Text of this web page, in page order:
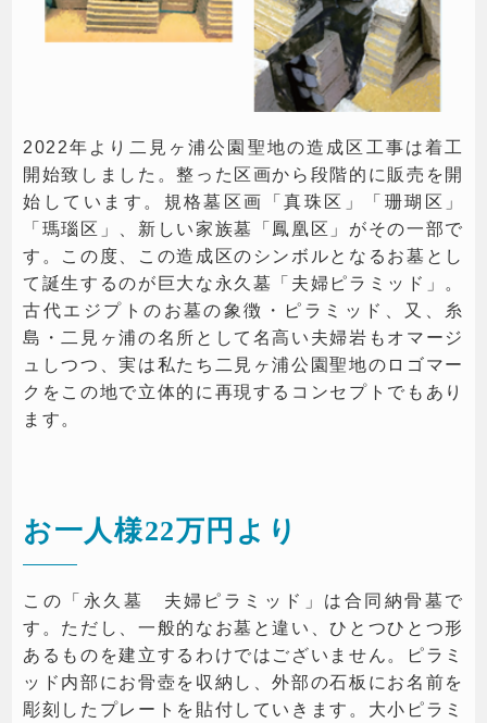
2022年より二見ヶ浦公園聖地の造成区工事は着工
開始致しました。整った区画から段階的に販売を開
始しています。規格墓区画「真珠区」「珊瑚区」
「瑪瑙区」、新しい家族墓「鳳凰区」がその一部で
す。この度、この造成区のシンボルとなるお墓とし
て誕生するのが巨大な永久墓「夫婦ピラミッド」。
古代エジプトのお墓の象徴・ピラミッド、又、糸
島・二見ヶ浦の名所として名高い夫婦岩もオマージ
ュしつつ、実は私たち二見ヶ浦公園聖地のロゴマー
クをこの地で立体的に再現するコンセプトでもあり
ます。
お一人様22万円より
この「永久墓 夫婦ピラミッド」は合同納骨墓で
す。ただし、一般的なお墓と違い、ひとつひとつ形
あるものを建立するわけではございません。ピラミ
ッド内部にお骨壺を収納し、外部の石板にお名前を
彫刻したプレートを貼付していきます。大小ピラミ